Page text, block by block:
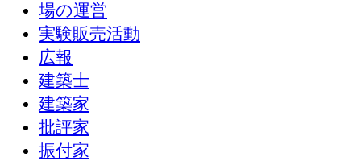
場の運営
実験販売活動
広報
建築士
建築家
批評家
振付家